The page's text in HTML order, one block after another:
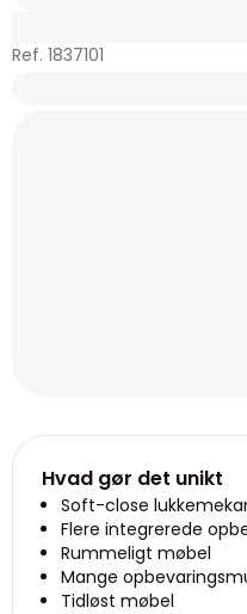
Ref. 1837101
Hvad gør det unikt
Soft-close
Flere integrerede
Rummeligt møbel
Mange
Tidløst møbel